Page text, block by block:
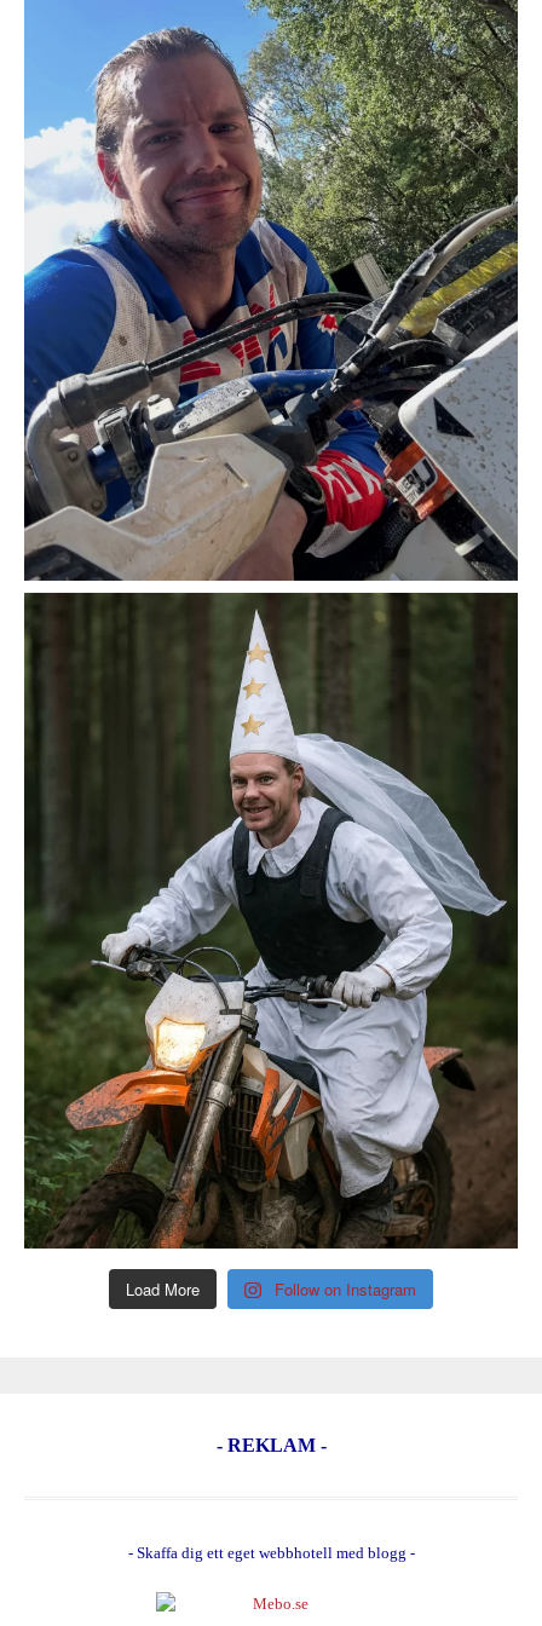
Load More Follow on Instagram
- REKLAM -
- Skaffa dig ett eget webbhotell med blogg -